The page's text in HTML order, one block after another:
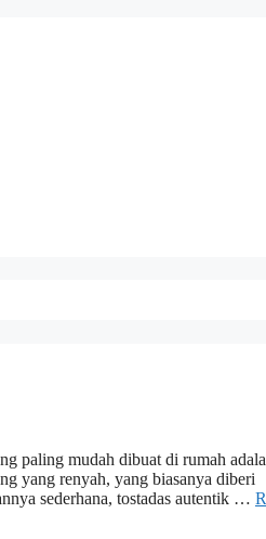
paling mudah dibuat di rumah
yang renyah, yang biasanya diberi
sederhana, tostadas autentik …